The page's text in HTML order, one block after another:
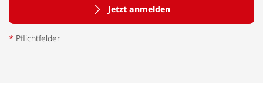
Jetzt anmelden
* Pflichtfelder